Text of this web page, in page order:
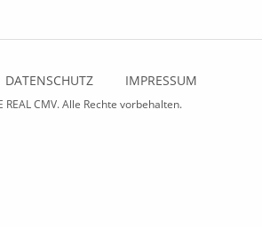
DATENSCHUTZ IMPRESSUM
REAL CMV. Alle Rechte vorbehalten.